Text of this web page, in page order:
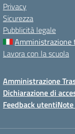
Privacy
Sicurezza
Pubblicità legale
Amministrazione
Lavora con la scuola
Amministrazione
Dichiarazione di
Feedback utenti